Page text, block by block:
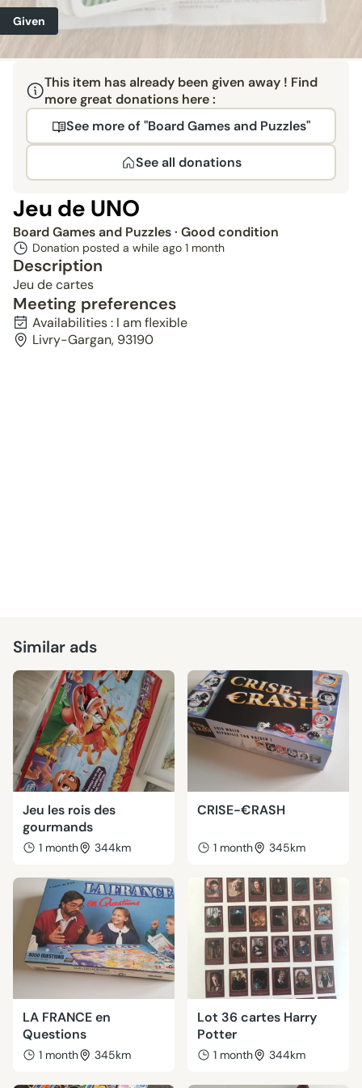
Given
This item has already been given away ! Find
more great donations here :
See more of "Board Games and Puzzles"
See all donations
Jeu de UNO
Board Games and Puzzles· Good condition
Donation posted a while ago 1 month
Description
Jeu de cartes
Meeting preferences
Availabilities : I am flexible
Livry-Gargan, 93190
Similar ads
Jeu les rois des
gourmands
1 month 344km
CRISE-€RASH
1 month 345km
LA FRANCE en
Questions
1 month 345km
Lot 36 cartes Harry
Potter
1 month 344km